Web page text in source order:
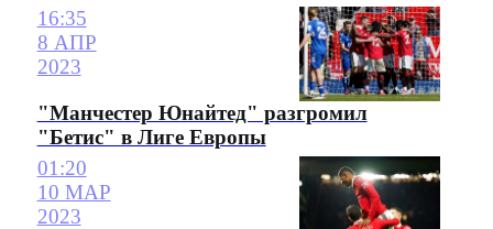
16:35
8 АПР
2023
"Манчестер Юнайтед" разгромил
"Бетис" в Лиге Европы
01:20
10 МАР
2023